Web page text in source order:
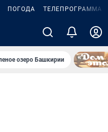
ПОГОДА ТЕЛЕПРОГРАММА
озеро Башкирии